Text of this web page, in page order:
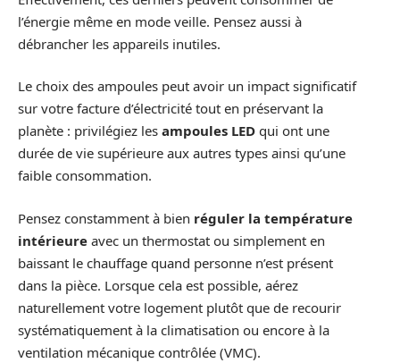
l’énergie même en mode veille. Pensez aussi à
débrancher les appareils inutiles.
Le choix des ampoules peut avoir un impact significatif
sur votre facture d’électricité tout en préservant la
planète : privilégiez les ampoules LED qui ont une
durée de vie supérieure aux autres types ainsi qu’une
faible consommation.
Pensez constamment à bien réguler la température
intérieure avec un thermostat ou simplement en
baissant le chauffage quand personne n’est présent
dans la pièce. Lorsque cela est possible, aérez
naturellement votre logement plutôt que de recourir
systématiquement à la climatisation ou encore à la
ventilation mécanique contrôlée (VMC).